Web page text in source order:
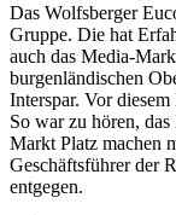
Das Wolfsberger
Gruppe. Die hat
auch das Media-
burgenländischen
Interspar. Vor
So war zu hören,
Markt Platz machen
Geschäftsführer der
entgegen.